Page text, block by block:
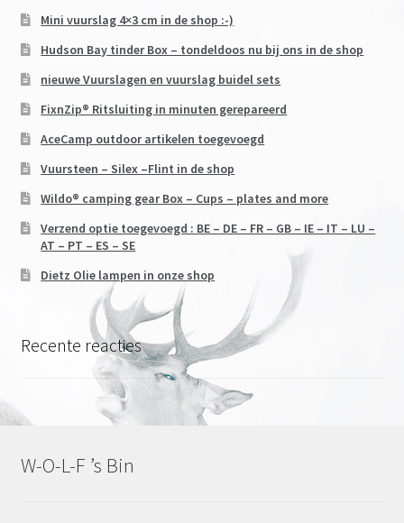
Mini vuurslag 4×3 cm in de shop :-)
Hudson Bay tinder Box – tondeldoos nu bij ons in de shop
nieuwe Vuurslagen en vuurslag buidel sets
FixnZip® Ritsluiting in minuten gerepareerd
AceCamp outdoor artikelen toegevoegd
Vuursteen – Silex –Flint in de shop
Wildo® camping gear Box – Cups – plates and more
Verzend optie toegevoegd : BE – DE – FR – GB – IE – IT – LU –
AT – PT – ES – SE
Dietz Olie lampen in onze shop
Recente reacties
W-O-L-F ’s Bin